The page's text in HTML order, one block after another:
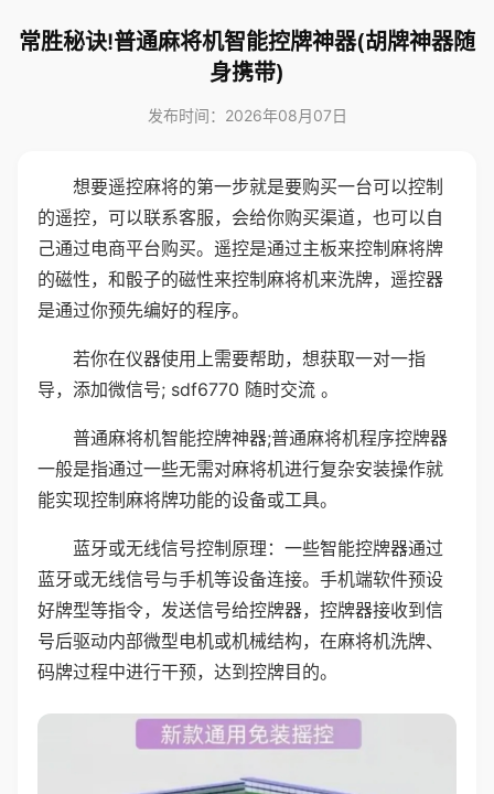
常胜秘诀!普通麻将机智能控牌神器(胡牌神器随
身携带)
发布时间：2026年08月07日
想要遥控麻将的第一步就是要购买一台可以控制
的遥控，可以联系客服，会给你购买渠道，也可以自
己通过电商平台购买。遥控是通过主板来控制麻将牌
的磁性，和骰子的磁性来控制麻将机来洗牌，遥控器
是通过你预先编好的程序。
若你在仪器使用上需要帮助，想获取一对一指
导，添加微信号; sdf6770 随时交流 。
普通麻将机智能控牌神器;普通麻将机程序控牌器
一般是指通过一些无需对麻将机进行复杂安装操作就
能实现控制麻将牌功能的设备或工具。
蓝牙或无线信号控制原理：一些智能控牌器通过
蓝牙或无线信号与手机等设备连接。手机端软件预设
好牌型等指令，发送信号给控牌器，控牌器接收到信
号后驱动内部微型电机或机械结构，在麻将机洗牌、
码牌过程中进行干预，达到控牌目的。